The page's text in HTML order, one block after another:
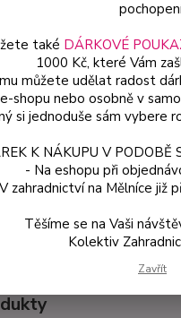
také DÁRKOVÉ
1000 Kč, které Vám
můžete udělat radost
shopu nebo osobně v
si jednoduše sám vybere
K NÁKUPU V PODOBĚ
- Na eshopu při
zahradnictví na Mělníce již
Těšíme se na Vaši
Kolektiv
Zavřít